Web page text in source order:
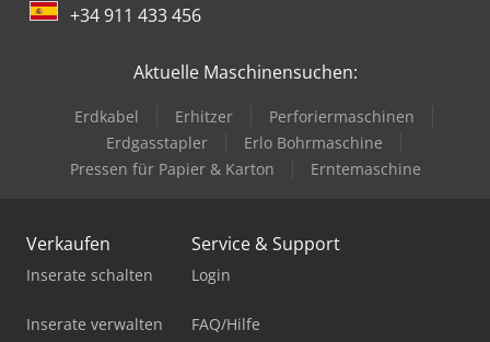
+34 911 433 456
Aktuelle Maschinensuchen:
Erdkabel Erhitzer
Perforiermaschinen
Erdgasstapler
Erlo Bohrmaschine
Pressen für Papier & Karton
Erntemaschine
Verkaufen
Inserate schalten
Inserate verwalten
Service & Support
Login
FAQ/Hilfe